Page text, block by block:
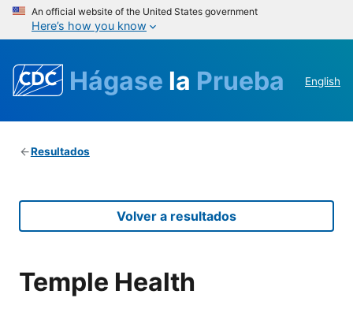
An official website of the United States government
Here’s how you know
Hágase la Prueba English
Resultados
Volver a resultados
Temple Health